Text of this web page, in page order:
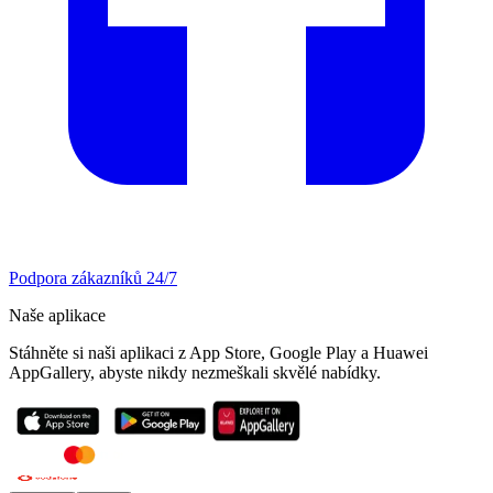
Podpora zákazníků 24/7
Naše aplikace
Stáhněte si naši aplikaci z App Store, Google Play a Huawei
AppGallery, abyste nikdy nezmeškali skvělé nabídky.